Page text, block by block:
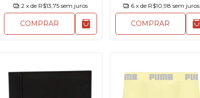
2 x de R$13,75 sem juros
COMPRAR
6 x de R$10,98 sem juros
COMPRAR